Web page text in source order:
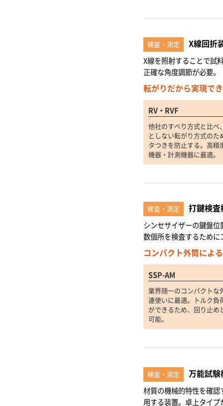
検査・測定 X線回折
X線を照射することで試
正確な角度調節が必要。
転がりだから実現で
RV・RVF
他社のすべり方式と比べ
としない転がり方式のた
タつきを防止する。高精
機器・計測機器に最適。
検査・測定 打鍵検査
シンセサイザーの鍵盤
数個所を検査するために
コンパクト外筒によ
SSP-AM
業界随一のコンパクトな
連使いに最適。トルク負
ができるため、回り止め
可能。
検査・測定 万能試験
材質の機械的特性を確認
用する装置。卓上タイ